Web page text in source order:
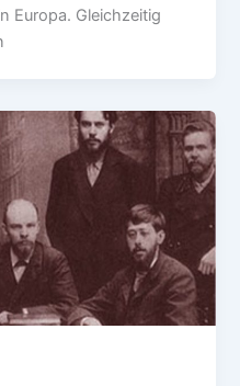
Europa. Gleichzeitig